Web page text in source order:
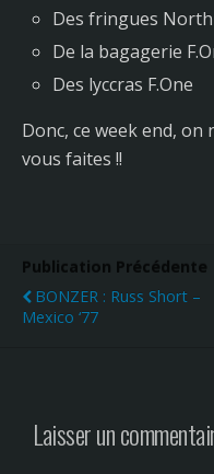
Des fringues North
De la bagagerie
Des lyccras F.One
Donc, ce week end, on
vous faites !!
Publication Précédente
BONZER : Russ Short –
Mexico ‘77
Laisser un